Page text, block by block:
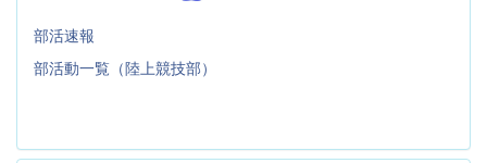
部活速報
部活動一覧（陸上競技部）